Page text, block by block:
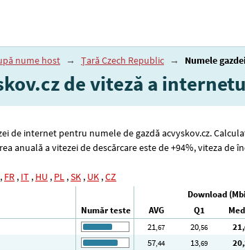
nume host → Țară Czech Republic → Numele
de viteză a
de internet pentru numele de gazdă acvyskov.cz.
anuală a vitezei de descărcare este de +94%, viteza
, FR , IT , HU , PL ,SK , UK ,CZ
Download
Număr teste AVG Q1
21,67 20,56 21
57,44 13,69 20